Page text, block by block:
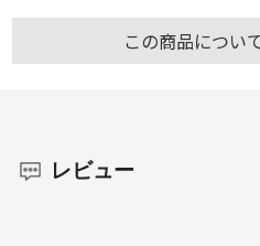
この商品につい
レビュー